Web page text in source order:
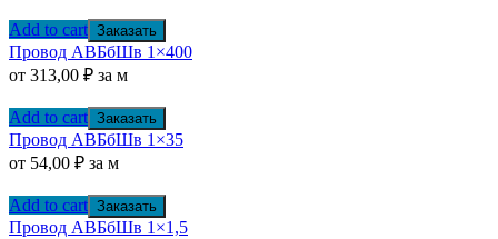
Add to cart Заказать
Провод АВБбШв 1×400
от 313,00 ₽ за м
Add to cart Заказать
Провод АВБбШв 1×35
от 54,00 ₽ за м
Add to cart Заказать
Провод АВБбШв 1×1,5